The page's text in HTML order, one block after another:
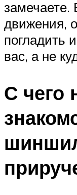
замечаете.
движения,
погладить
вас, а не
С чего